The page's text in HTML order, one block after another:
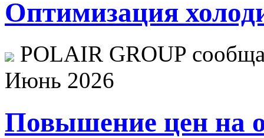
Оптимизация
POLAIR GROUP
Июнь 2026
Повышение цен на